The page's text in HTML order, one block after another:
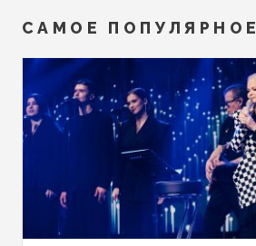
САМОЕ ПОПУЛЯРНОЕ